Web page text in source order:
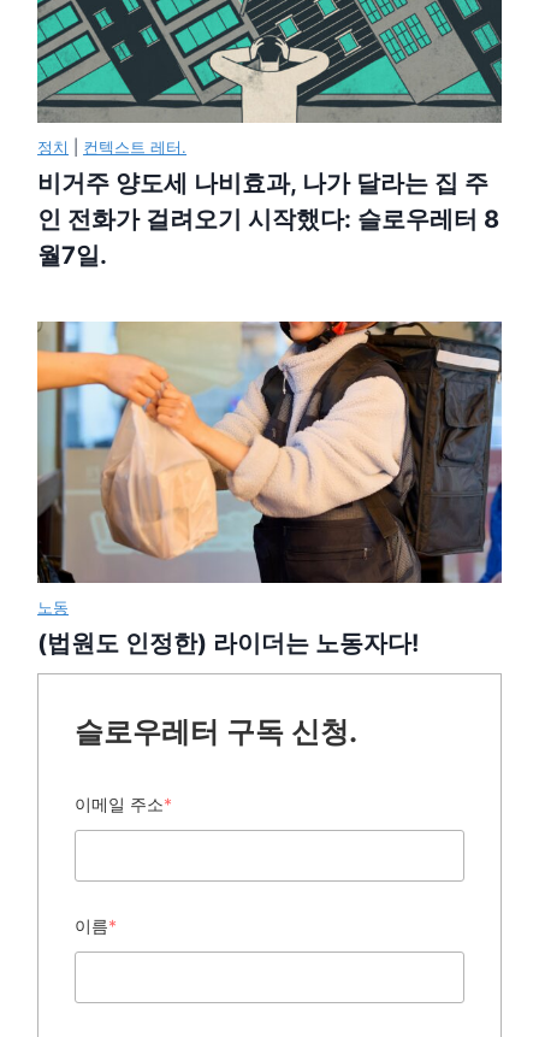
정치 컨텍스트 레터.
비거주 양도세 나비효과, 나가 달라는 집 주
인 전화가 걸려오기 시작했다: 슬로우레터 8
월7일.
노동
(법원도 인정한) 라이더는 노동자다!
슬로우레터 구독 신청.
이메일 주소*
이름*